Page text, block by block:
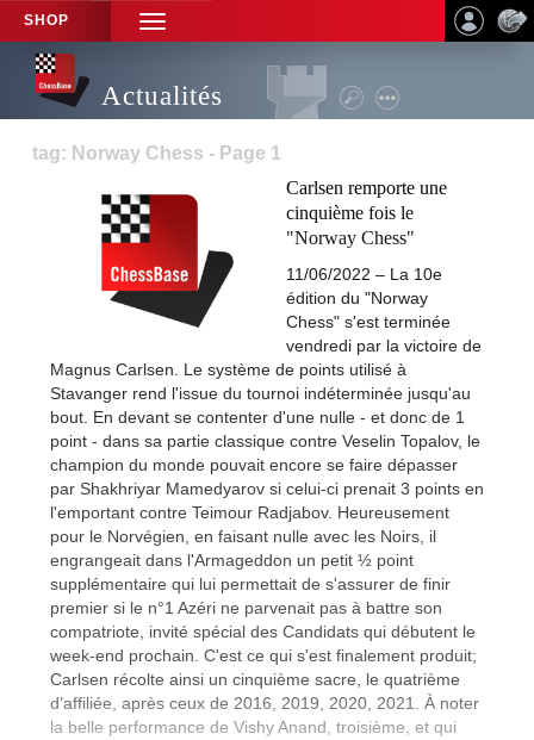
SHOP
TOGGLE
NAVIGATION
Actualités
tag: Norway Chess - Page 1
Carlsen remporte une
cinquième fois le
"Norway Chess"
11/06/2022 – La 10e
édition du "Norway
Chess" s'est terminée
vendredi par la victoire de
Magnus Carlsen. Le système de points utilisé à
Stavanger rend l'issue du tournoi indéterminée jusqu'au
bout. En devant se contenter d'une nulle - et donc de 1
point - dans sa partie classique contre Veselin Topalov, le
champion du monde pouvait encore se faire dépasser
par Shakhriyar Mamedyarov si celui-ci prenait 3 points en
l'emportant contre Teimour Radjabov. Heureusement
pour le Norvégien, en faisant nulle avec les Noirs, il
engrangeait dans l'Armageddon un petit ½ point
supplémentaire qui lui permettait de s'assurer de finir
premier si le n°1 Azéri ne parvenait pas à battre son
compatriote, invité spécial des Candidats qui débutent le
week-end prochain. C'est ce qui s'est finalement produit;
Carlsen récolte ainsi un cinquième sacre, le quatrième
d’affiliée, après ceux de 2016, 2019, 2020, 2021. À noter
la belle performance de Vishy Anand, troisième, et qui